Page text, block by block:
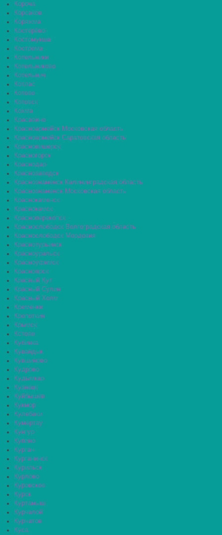
Короча
Корсаков
Коряжма
Костерёво
Костомукша
Кострома
Котельники
Котельниково
Котельнич
Котлас
Котово
Котовск
Кохма
Красавино
Красноармейск Московская область
Красноармейск Саратовская область
Красновишерск
Красногорск
Краснодар
Краснозаводск
Краснознаменск Калининградская область
Краснознаменск Московская область
Краснокаменск
Краснокамск
Красноперекопск
Краснослободск Волгоградская область
Краснослободск Мордовия
Краснотурьинск
Красноуральск
Красноуфимск
Красноярск
Красный Кут
Красный Сулин
Красный Холм
Кремёнки
Кропоткин
Крымск
Кстово
Кубинка
Кувандык
Кувшиново
Кудрово
Кудымкар
Кузнецк
Куйбышев
Кукмор
Кулебаки
Кумертау
Кунгур
Купино
Курган
Курганинск
Курильск
Курлово
Куровское
Курск
Куртамыш
Курчалой
Курчатов
Куса